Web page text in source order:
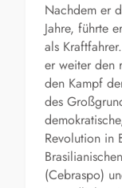
Nachdem er
Jahre, führte
als
er weiter den
den Kampf
des
Revolution in
(Cebraspo)